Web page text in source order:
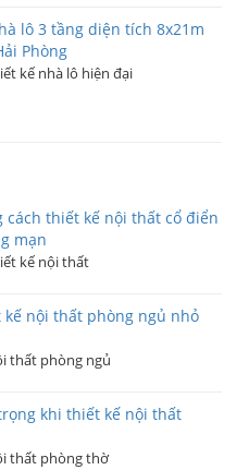
lô 3 tầng diện tích 8x21m
Phòng
kế nhà lô hiện đại
cách thiết kế nội thất cổ điển
mạn
kế nội thất
nội thất phòng ngủ nhỏ
thất phòng ngủ
khi thiết kế nội thất
thất phòng thờ